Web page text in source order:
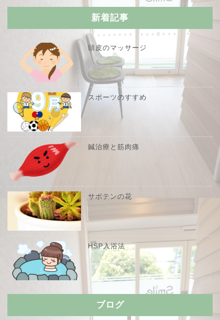
新着記事
頭皮のマッサージ
スポーツのすすめ
鍼治療と筋肉痛
サボテンの花
HSP入浴法
ブログ